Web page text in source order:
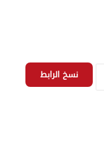
نسخ الرابط